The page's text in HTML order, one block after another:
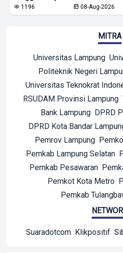
1196 08-Aug-2026
MITRA
Universitas Lampung
Politeknik Negeri
Universitas Teknokrat
RSUDAM Provinsi Lampung
Bank Lampung DPRD
DPRD Kota Bandar
Pemrov Lampung
Pemkab Lampung Selatan
Pemkab Pesawaran
Pemkot Kota Metro
Pemkab
Suaradotcom Klikpositif